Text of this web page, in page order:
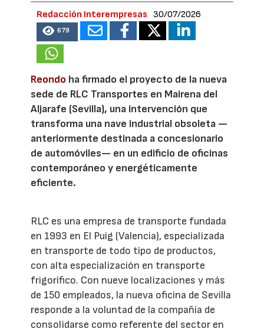
Redacción Interempresas 30/07/2026
679
Reondo ha firmado el proyecto de la nueva
sede de RLC Transportes en Mairena del
Aljarafe (Sevilla), una intervención que
transforma una nave industrial obsoleta —
anteriormente destinada a concesionario
de automóviles— en un edificio de oficinas
contemporáneo y energéticamente
eficiente.
RLC es una empresa de transporte fundada
en 1993 en El Puig (Valencia), especializada
en transporte de todo tipo de productos,
con alta especialización en transporte
frigorífico. Con nueve localizaciones y más
de 150 empleados, la nueva oficina de Sevilla
responde a la voluntad de la compañía de
consolidarse como referente del sector en